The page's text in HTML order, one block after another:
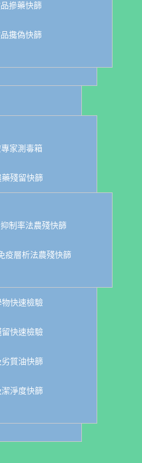
摻藥快篩
攙偽快篩
家測毒箱
殘留快篩
制率法農殘快篩
疫層析法農殘快篩
快速檢驗
快速檢驗
質油快篩
淨度快篩